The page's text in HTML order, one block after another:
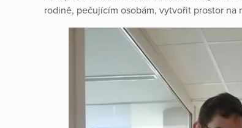
rodině, pečujícím osobám, vytvořit prostor na